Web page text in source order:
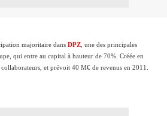
majoritaire dans DPZ , une des principales
qui entre au capital à hauteur de 70%. Créée en
et prévoit 40 M€ de revenus en 2011.